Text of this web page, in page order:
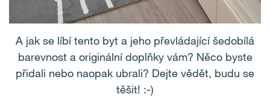
A jak se líbí tento byt a jeho převládající šedobílá
barevnost a originální doplňky vám? Něco byste
přidali nebo naopak ubrali? Dejte vědět, budu se
těšit! :-)